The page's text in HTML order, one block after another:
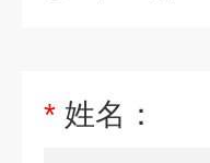
* 姓名：